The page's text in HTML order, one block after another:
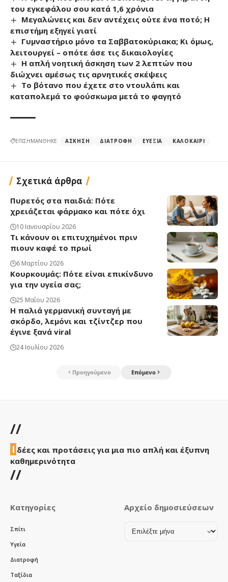
του εγκεφάλου σου κατά 1,6 χρόνια
Μεγαλώνεις και δεν αντέχεις ούτε ένα ποτό; Η
επιστήμη εξηγεί γιατί
Γυμναστήριο μόνο τα Σαββατοκύριακα; Κι όμως,
λειτουργεί – οπότε άσε τις δικαιολογίες
Η απλή νοητική άσκηση των 2 λεπτών που
διώχνει αμέσως τις αρνητικές σκέψεις
Το βότανο που έχετε στο ντουλάπι και
καταπολεμά το φούσκωμα μετά το φαγητό
ΕΠΙΣΗΜΑΝΘΗΚΕ: ΆΣΚΗΣΗ ΔΙΑΤΡΟΦΉ ΕΥΕΞΊΑ ΚΑΛΟΚΑΊΡΙ
Σχετικά άρθρα
Πυρετός στα παιδιά: Πότε
χρειάζεται φάρμακο και πότε όχι
10 Ιανουαρίου 2026
Τι κάνουν οι επιτυχημένοι πριν
πιουν καφέ το πρωί
6 Μαρτίου 2026
Κουρκουμάς: Πότε είναι επικίνδυνο
για την υγεία σας;
25 Μαΐου 2026
Η παλιά γερμανική συνταγή με
σκόρδο, λεμόνι και τζίντζερ που
έγινε ξανά viral
24 Ιουλίου 2026
Προηγούμενο Επόμενο
//
Ι δέες και προτάσεις για μια πιο απλή και έξυπνη
καθημερινότητα
//
Κατηγορίες
Σπίτι
Υγεία
Διατροφή
Ταξίδια
Αρχείο δημοσιεύσεων
Αρχείο